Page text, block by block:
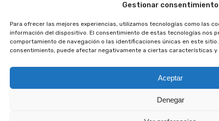
Gestionar consentimiento
Para ofrecer las mejores experiencias, utilizamos tecnologías como las
información del dispositivo. El consentimiento de estas tecnologías nos
comportamiento de navegación o las identificaciones únicas en este
consentimiento, puede afectar negativamente a ciertas características y
Aceptar
Denegar